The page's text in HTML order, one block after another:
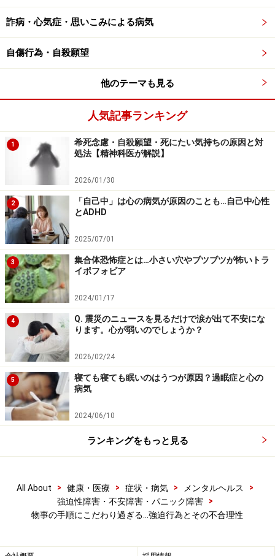
実際、ストレスは私たちの行動に不合理性を生み出す大
仕事に取組むべきだと分かっていても、心理的になかな
かそれに取り掛かれない人もいるでしょう。
例えば、とりあえずインターネットのブラウザーを開い
てしまう。普段閲覧するサイトを一通りチェックする
と、トイレに一旦席をはずす。そして戻ってくると、今
度は机の上を眺めて、資料の位置やコンピューターの位
置など、気になる部分に満足してから、ようやく仕事に
取り掛かる……。
ここまでで既に20分以上経過していたような場合、他人
の目から見れば非効率は一目瞭然でしょうが、本人は意
外とそれを意識していないかもしれません。場合によっ
てはそれが習慣化して、仕事を始める前に必要な儀式に
なっていたら、そうなっている自分をはっきり認識して
おきたいものです。
生活の能率向上のため、強迫性をチェック
していきましょう！
「こうした強迫性は自分には関係ない！」と思われた方
も多いかもしれませんが、強迫性は個人差が大きい、人
的になりますが、スペクトラム（spectrum：連続体）を
形成します。
その一方の端は強迫性とは正反対で、物事に無頓着、日
詐病・心気症・思いこみによる病気
自傷行為・自殺願望
他のテーマも見る
人気記事ランキング
1
希死念慮・自殺願望・死にたい気持ちの原因と対
処法【精神科医が解説】
2026/01/30
2
「自己中」は心の病気が原因のことも…自己中心性
とADHD
2025/07/01
3
集合体恐怖症とは…小さい穴やブツブツが怖いトラ
イポフォビア
2024/01/17
4
Q. 震災のニュースを見るだけで涙が出て不安にな
ります。心が弱いのでしょうか？
2026/02/24
5
寝ても寝ても眠いのはうつが原因？過眠症と心の
病気
2024/06/10
ランキングをもっと見る
All About > 健康・医療 > 症状・病気 > メンタルヘルス
>
強迫性障害・不安障害・パニック障害
>
物事の手順にこだわり過ぎる…強迫行為とその不合理性